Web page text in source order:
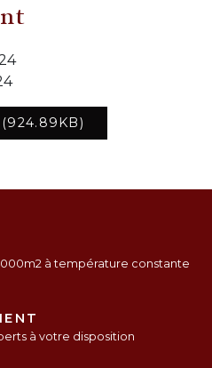
à température constante
à votre disposition